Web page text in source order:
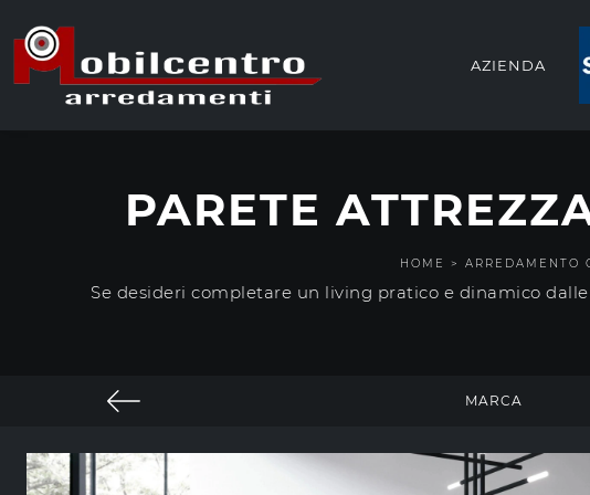
AZIENDA
PARETE
HOME > ARREDAMENTO
Se desideri completare un living pratico e dinamico
MARCA